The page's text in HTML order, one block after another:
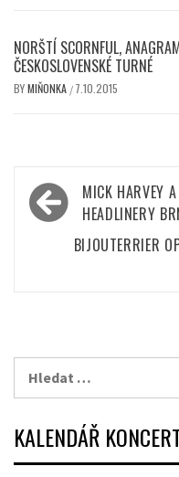
NORŠTÍ SCORNFUL,
ČESKOSLOVENSKÉ TURNÉ
BYMIŇONKA / 7.10.2015
Navigace
pro
příspěvek
MICK HARVEY
HEADLINERY
BIJOUTERRIER
KALENDÁŘ